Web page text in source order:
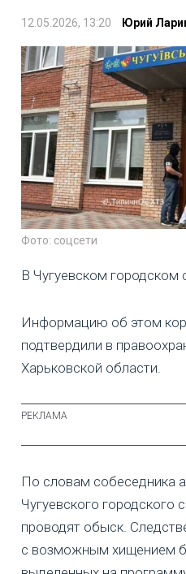
12.05.2026, 13:20 Юрий
Фото: соцсети
В Чугуевском городском
Информацию об этом
подтвердили в
Харьковской области.
По словам собеседника
Чугуевского городского
проводят обыск.
с возможным хищением